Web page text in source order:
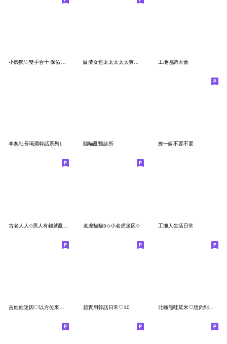
工地協調大會
李奧社長喝酒幹話系列1 賤喵亂醫診所 撩一個不要不要
老虎貓貓5✩小老虎迷因✩ 工地人生活日常
超實用幹話日常♡10